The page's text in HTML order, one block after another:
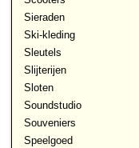
Sieraden
Ski-kleding
Sleutels
Slijterijen
Sloten
Soundstudio
Souveniers
Speelgoed